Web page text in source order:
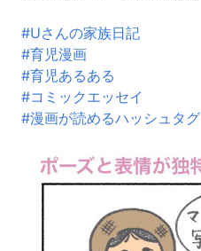
#Uさんの家族日記
#育児漫画
#育児あるある
#コミックエッセイ
#漫画が読めるハッシュタグ